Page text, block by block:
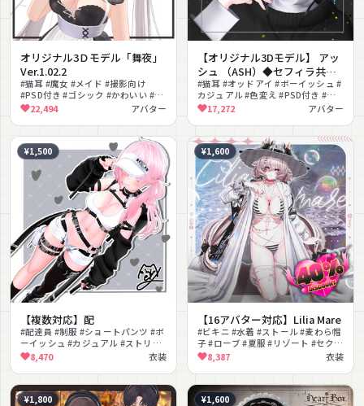
オリジナル3Ｄモデル「舞夜」
Ver.1.02.2
#猫耳 #魔女 #メイド #撮影向け
#PSD付き #ゴシック #かわいい #ハ
ロウィン
22,494 アバター
【オリジナル3Dモデル】 アッ
シュ （ASH）◆セフィラ共通
素体
#猫耳 #オッドアイ #ボーイッシュ #
カジュアル #色変え #PSD付き #胸
大シェイプ #ショートヘア #キャッ
17,272 アバター
¥1,500
【複数対応】配
#配達員 #制服 #ショートパンツ #ボ
ーイッシュ #カジュアル #ストリー
ト #クール #コスプレ #MA対応
#lilToon対応
8,470 衣装
¥1,600
【16アバター対応】Lilia Mare
#ビキニ #水着 #ストール #麦わら帽
子 #ローブ #夏服 #リゾート #セクシ
ー #MA対応
8,387 衣装
¥1,800 ¥1,600